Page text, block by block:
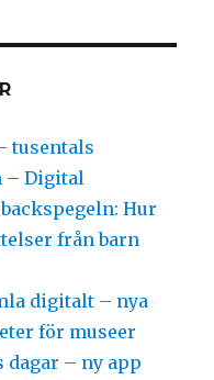
tusentals
– Digital
Hur
från barn
digitalt – nya
för museer
dagar – ny app